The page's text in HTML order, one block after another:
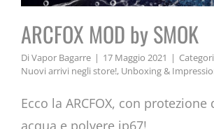
ARCFOX MOD by SMOK
Di Vapor Bagarre | 17 Maggio 2021 |
Nuovi arrivi negli store!, Unboxing &
Ecco la ARCFOX, con protezione
acqua e polvere ip67!